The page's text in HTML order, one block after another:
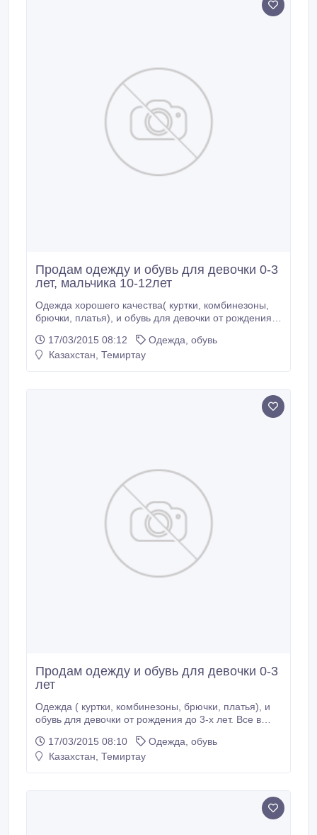
Продам одежду и обувь для девочки 0-3
лет, мальчика 10-12лет
Одежда хорошего качества( куртки, комбинезоны,
брючки, платья), и обувь для девочки от рождения
куртка демисизонная, толстовки, джинсы..
17/03/2015 08:12
Одежда, обувь
Казахстан, Темиртау
Продам одежду и обувь для девочки 0-3
лет
Одежда ( куртки, комбинезоны, брючки, платья), и
обувь для девочки от рождения до 3-х лет. Все в
17/03/2015 08:10
Одежда, обувь
Казахстан, Темиртау